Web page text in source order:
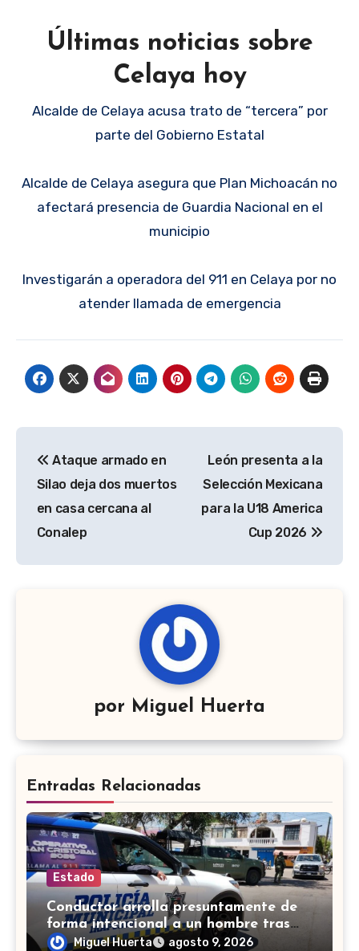
Últimas noticias sobre
Celaya hoy
Alcalde de Celaya acusa trato de “tercera” por
parte del Gobierno Estatal
Alcalde de Celaya asegura que Plan Michoacán no
afectará presencia de Guardia Nacional en el
municipio
Investigarán a operadora del 911 en Celaya por no
atender llamada de emergencia
de
entradas
Ataque armado en
Silao deja dos muertos
en casa cercana al
Conalep
León presenta a la
Selección Mexicana
para la U18 America
Cup 2026
por Miguel Huerta
Entradas Relacionadas
Estado
Conductor arrolla presuntamente de
forma intencional a un hombre tras
una riña en Celaya
Miguel Huerta agosto 9, 2026